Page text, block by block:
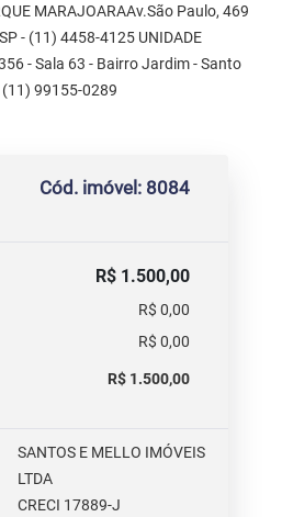
MARAJOARAAv.São Paulo, 469
- (11) 4458-4125 UNIDADE
- Sala 63 - Bairro Jardim - Santo
99155-0289
Cód. imóvel: 8084
R$ 1.500,00
R$ 0,00
R$ 0,00
R$ 1.500,00
SANTOS E MELLO IMÓVEIS
LTDA
CRECI 17889-J